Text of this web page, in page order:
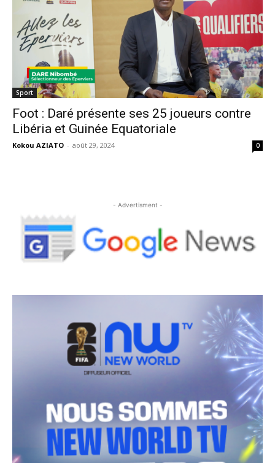
Sport
Foot : Daré présente ses 25 joueurs contre
Libéria et Guinée Equatoriale
Kokou AZIATO - août 29, 2024 0
- Advertisment -